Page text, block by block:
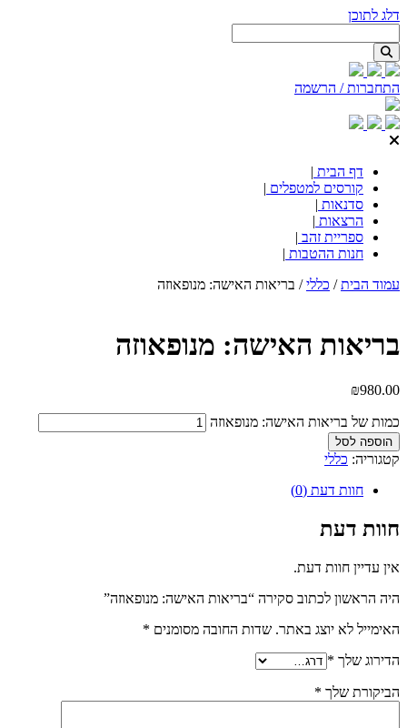
דלג לתוכן
התחברות / הרשמה
דף הבית |
קורסים למטפלים |
סדנאות |
הרצאות |
ספריית זהב |
חנות ההטבות |
עמוד הבית/ כללי/ בריאות האישה: מנופאוזה
בריאות האישה: מנופאוזה
₪980.00
כמות של בריאות האישה: מנופאוזה
הוספה לסל
קטגוריה: כללי
חוות דעת (0)
חוות דעת
אין עדיין חוות דעת.
היה הראשון לכתוב סקירה “בריאות האישה: מנופאוזה”
האימייל לא יוצג באתר. שדות החובה מסומנים *
הדירוג שלך *
הביקורת שלך *